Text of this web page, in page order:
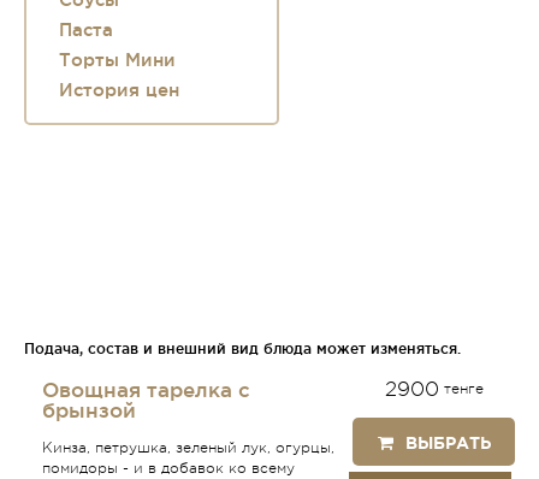
Паста
Торты Мини
История цен
Подача, состав и внешний вид блюда может изменяться.
Овощная тарелка с
брынзой
Кинза, петрушка, зеленый лук, огурцы,
помидоры - и в добавок ко всему
2900 тенге
ВЫБРАТЬ